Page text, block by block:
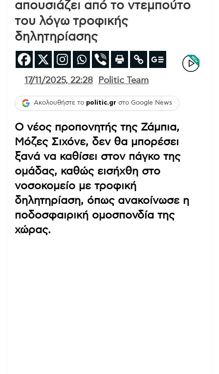
απουσιάζει από το ντεμπούτο
του λόγω τροφικής
δηλητηρίασης
17/11/2025, 22:28 Politic Team
Ακολουθήστε το politic.gr στο Google News
Ο νέος προπονητής της Ζάμπια,
Μόζες Σιχόνε, δεν θα μπορέσει
ξανά να καθίσει στον πάγκο της
ομάδας, καθώς εισήχθη στο
νοσοκομείο με τροφική
δηλητηρίαση, όπως ανακοίνωσε η
ποδοσφαιρική ομοσπονδία της
χώρας.